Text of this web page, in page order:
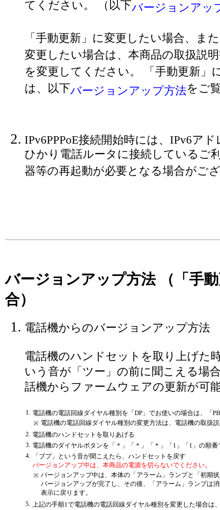
てください。 （以下バージョンアッ
「手動更新」に変更したい場合、ま
変更したい場合は、本商品の取扱説
を変更してください。 「手動更新」
は、以下バージョンアップ方法をご
IPv6PPPoE接続開始時には、IPv6ア
ひかり電話ルータに接続しているご
器等の再起動が必要となる場合がご
バージョンアップ方法 （「手
合）
電話機からのバージョンアップ方法
電話機のハンドセットを取り上げた
いう音が「ツー」の前に聞こえる場
話機からファームウェアの更新が可
1. 電話機の電話回線ダイヤル種別を「DP」でお使いの場合は、「
※ 電話機の電話回線ダイヤル種別の変更方法は、電話機の取扱
2. 電話機のハンドセットを取りあげる
3. 電話機のダイヤルボタンを「＊」「＊」「＊」「1」「1」の順番
4.
「ププ」という音が聞こえたら、ハンドセットを戻す
バージョンアップ中は、本商品の電源を切らないでください。
※ バージョンアップ中は、本体の「アラーム」ランプと「初期
バージョンアップが完了し、その後、「アラーム」ランプは
表示に戻ります。
5. 上記の手順1で電話機の電話回線ダイヤル種別を変更した場合は